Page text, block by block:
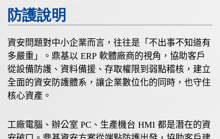
防護說明
資安問題對中小企業而言，往往是「不出事不知道有
多嚴重」。鼎基以 ERP 軟體廠商的視角，協助客戶
從設備防護、資料備援、存取權限到弱點稽核，建立
全面的資安防護體系，讓企業數位化的同時，也守住
核心資產。
工廠電腦、辦公室 PC 、生產機台 HMI 都是潛在的資